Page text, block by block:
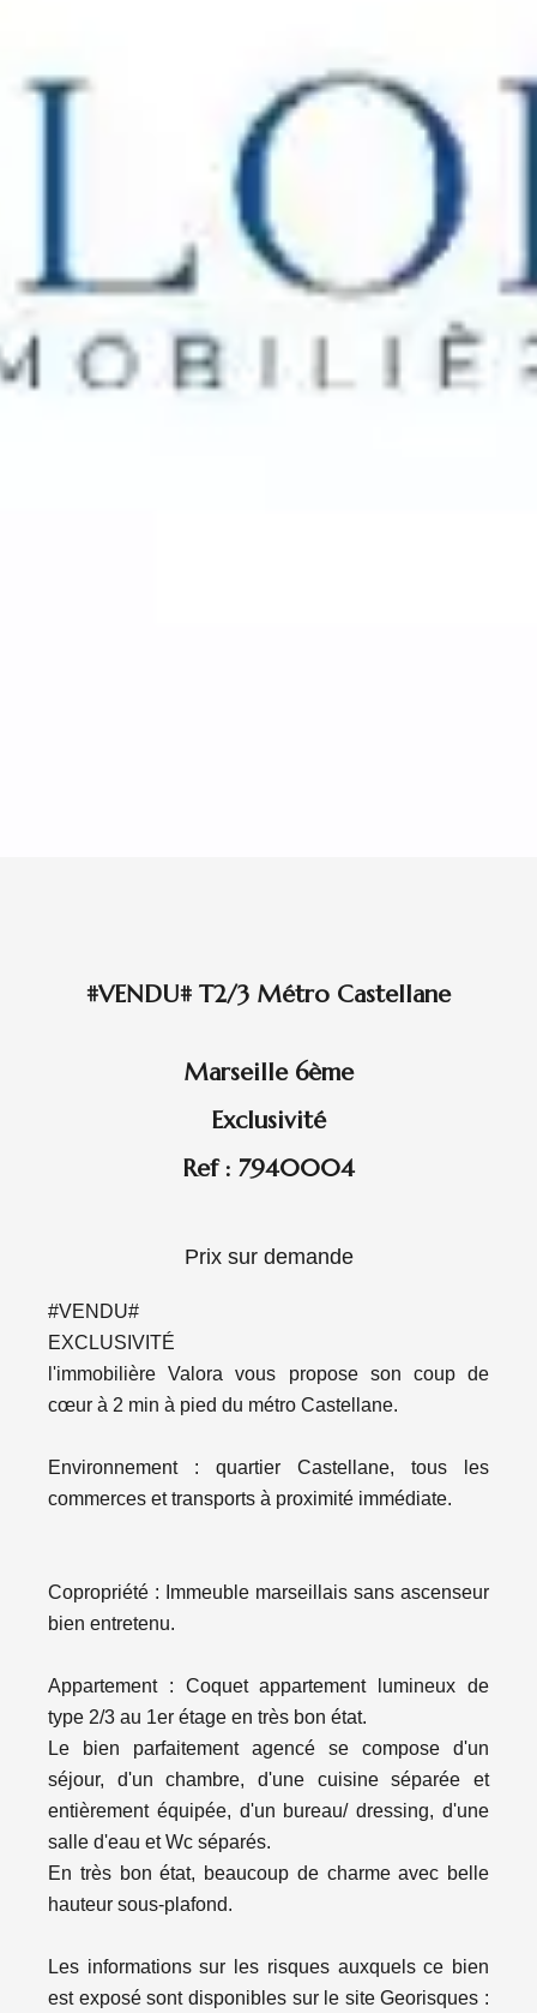
#VENDU# T2/3 Métro Castellane
Marseille 6ème
Exclusivité
Ref : 7940004
Prix sur demande
#VENDU#
EXCLUSIVITÉ
l'immobilière Valora vous propose son coup de
cœur à 2 min à pied du métro Castellane.
Environnement : quartier Castellane, tous les
commerces et transports à proximité immédiate.
Copropriété : Immeuble marseillais sans ascenseur
bien entretenu.
Appartement : Coquet appartement lumineux de
type 2/3 au 1er étage en très bon état.
Le bien parfaitement agencé se compose d'un
séjour, d'un chambre, d'une cuisine séparée et
entièrement équipée, d'un bureau/ dressing, d'une
salle d'eau et Wc séparés.
En très bon état, beaucoup de charme avec belle
hauteur sous-plafond.
Les informations sur les risques auxquels ce bien
est exposé sont disponibles sur le site Georisques :